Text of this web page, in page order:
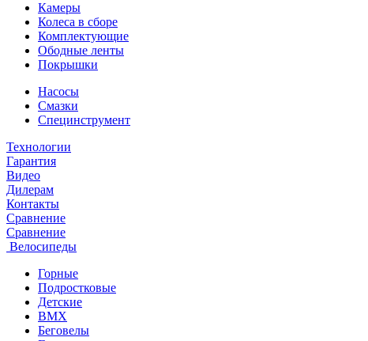
Камеры
Колеса в сборе
Комплектующие
Ободные ленты
Покрышки
Насосы
Смазки
Специнструмент
Технологии
Гарантия
Видео
Дилерам
Контакты
Сравнение
Сравнение
Велосипеды
Горные
Подростковые
Детские
BMX
Беговелы